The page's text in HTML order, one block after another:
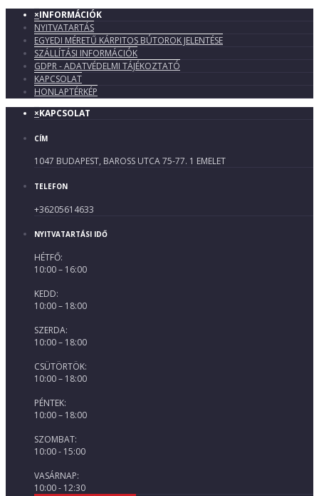
×INFORMÁCIÓK
NYITVATARTÁS
EGYEDI MÉRETŰ KÁRPITOS BÚTOROK JELENTÉSE
SZÁLLÍTÁSI INFORMÁCIÓK
GDPR - ADATVÉDELMI TÁJÉKOZTATÓ
KAPCSOLAT
HONLAPTÉRKÉP
×KAPCSOLAT
CÍM
1047 BUDAPEST, BAROSS UTCA 75-77. 1 EMELET
TELEFON
+36205614633
NYITVATARTÁSI IDŐ
HÉTFŐ:
10:00 – 16:00
KEDD:
10:00 – 18:00
SZERDA:
10:00 – 18:00
CSÜTÖRTÖK:
10:00 – 18:00
PÉNTEK:
10:00 – 18:00
SZOMBAT:
10:00 - 15:00
VASÁRNAP:
10:00 - 12:30